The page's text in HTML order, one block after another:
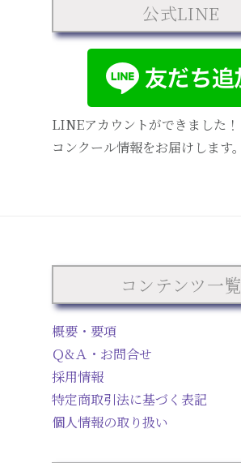
公式LINE
LINEアカウントができました！
コンクール情報をお届けします。
コンテンツ一覧
概要・要項
Ｑ&Ａ・お問合せ
採用情報
特定商取引法に基づく表記
個人情報の取り扱い